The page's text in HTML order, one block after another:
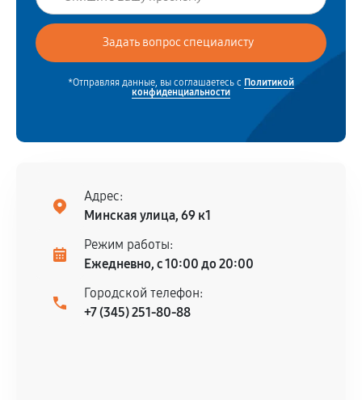
*Отправляя данные, вы соглашаетесь с Политикой
конфиденциальности
Адрес:
Минская улица, 69 к1
Режим работы:
Ежедневно, с 10:00 до 20:00
Городской телефон:
+7 (345) 251-80-88